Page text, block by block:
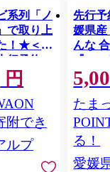
系列「ノ
で取り上
！★＜
行予約＞
産シャイ
以
クール
円
附でき
ルプ
先行予
媛県産
んな
『
出荷
ご自宅
マド
あり
ツ 高
産地直
レンジ
たま
る！
愛媛